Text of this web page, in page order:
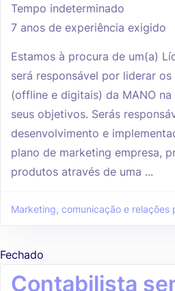
Tempo indeterminado
7 anos de experiência exigido
Estamos à procura de um(a)
será responsável por liderar
(offline e digitais) da MANO
seus objetivos. Serás
desenvolvimento e
plano de marketing empresa,
produtos através de uma ...
Marketing, comunicação e relações
Fechado
Contabilista